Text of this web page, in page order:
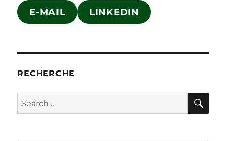
E-MAIL LINKEDIN
RECHERCHE
Search
for: